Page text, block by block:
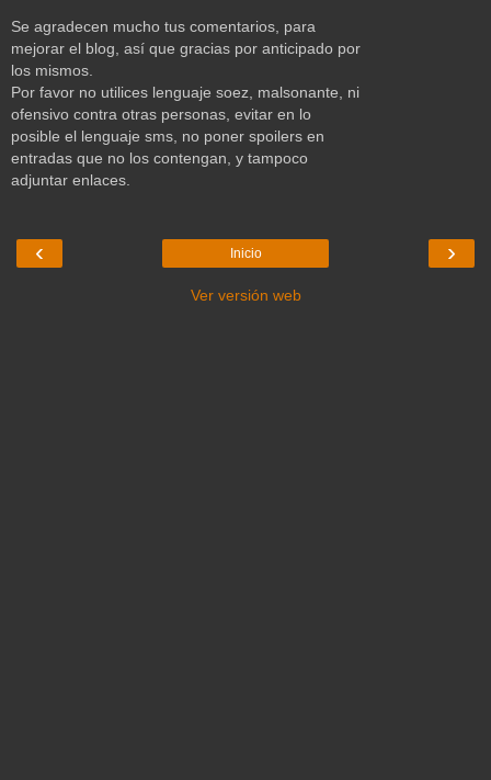
Se agradecen mucho tus comentarios, para
mejorar el blog, así que gracias por anticipado por
los mismos.
Por favor no utilices lenguaje soez, malsonante, ni
ofensivo contra otras personas, evitar en lo
posible el lenguaje sms, no poner spoilers en
entradas que no los contengan, y tampoco
adjuntar enlaces.
‹ ›
Inicio
Ver versión web